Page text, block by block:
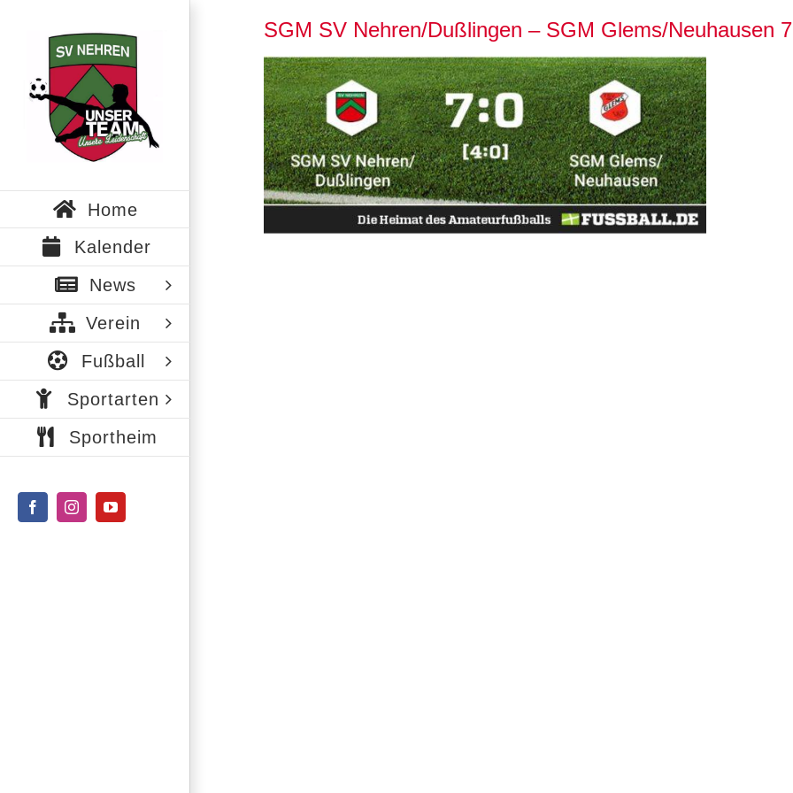
springen
Home
Kalender
News
Verein
Fußball
Sportarten
Sportheim
FacebookInstagramYouTube
SGM SV Nehren/Dußlingen – SGM Glems/Neuhausen
Zeige
grösseres
Bild